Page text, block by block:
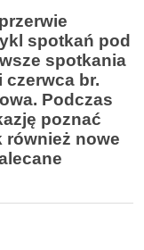
spotkań pod
spotkania
czerwca br.
Podczas
poznać
również nowe